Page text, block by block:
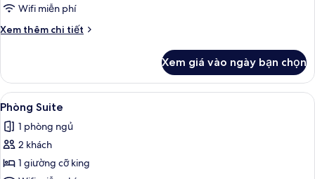
Wifi miễn phí
Xem thêm chi tiết
Chi
Phòng
Xem giá vào ngày bạn chọn
Xem
tất
cả
ảnh
Phòng
Phòng Suite | Bàn, màn/rèm cản
4
Phòng Suite
1 phòng ngủ
2 khách
1 giường cỡ king